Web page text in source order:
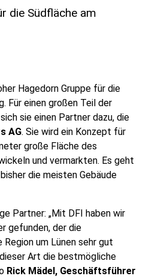
die Südfläche am
Hagedorn Gruppe für die
Für einen großen Teil der
sie einen Partner dazu, die
AG. Sie wird ein Konzept für
große Fläche des
und vermarkten. Es geht
die meisten Gebäude
Partner: „Mit DFI haben wir
gefunden, der die
Region um Lünen sehr gut
Art die bestmögliche
Rick Mädel, Geschäftsführer